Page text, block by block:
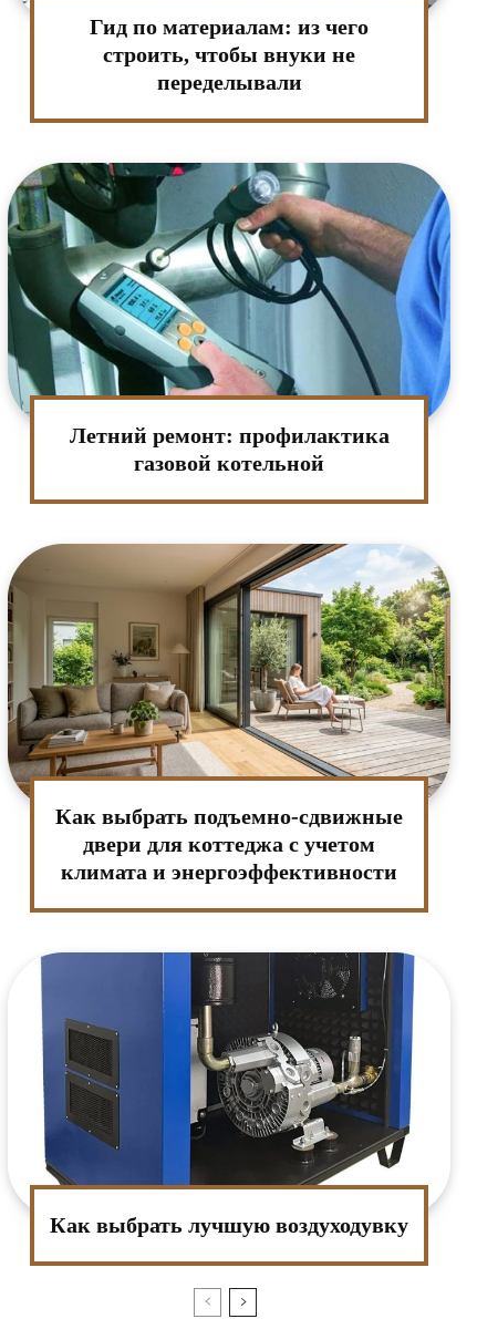
Гид по материалам: из чего
строить, чтобы внуки не
переделывали
Летний ремонт: профилактика
газовой котельной
Как выбрать подъемно-сдвижные
двери для коттеджа с учетом
климата и энергоэффективности
Как выбрать лучшую воздуходувку